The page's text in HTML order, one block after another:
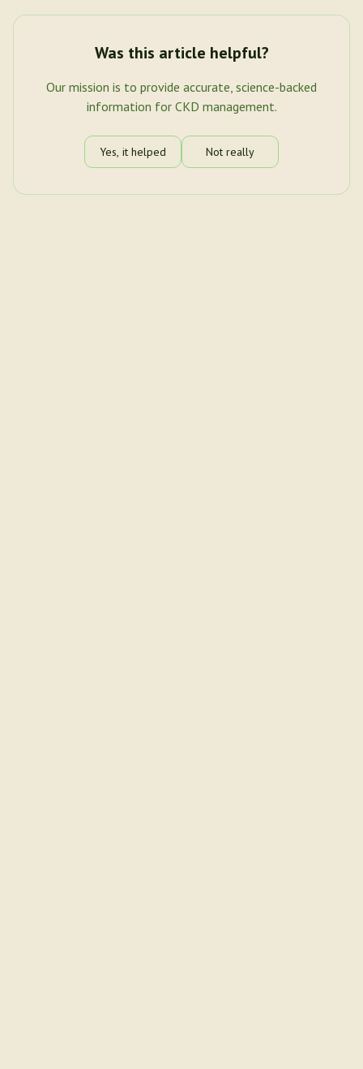
Was this article helpful?
Our mission is to provide accurate, science-backed
information for CKD management.
Yes, it helped Not really